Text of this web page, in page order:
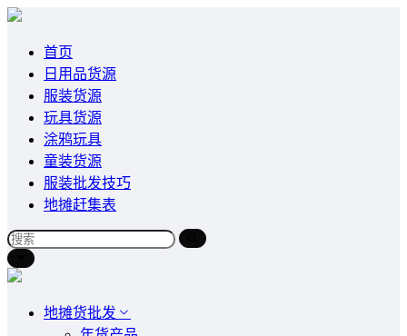
首页
日用品货源
服装货源
玩具货源
涂鸦玩具
童装货源
服装批发技巧
地摊赶集表
地摊货批发